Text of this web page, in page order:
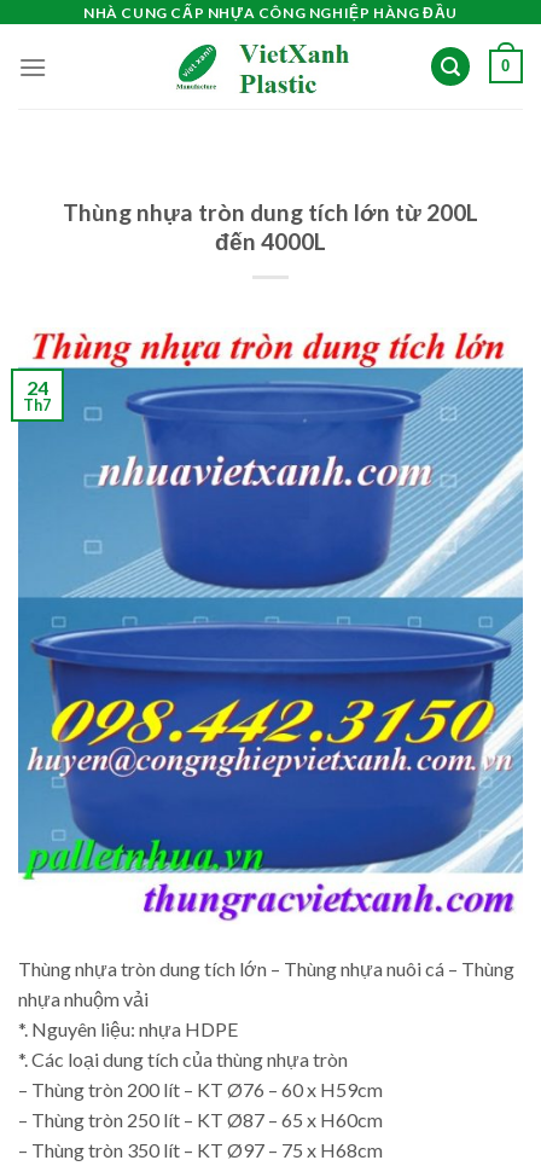
content
NHÀ CUNG CẤP NHỰA CÔNG NGHIỆP HÀNG ĐẦU
0
Thùng nhựa tròn dung tích lớn từ 200L
đến 4000L
24
Th7
Thùng nhựa tròn dung tích lớn – Thùng nhựa nuôi cá – Thùng
nhựa nhuộm vải
*. Nguyên liệu: nhựa HDPE
*. Các loại dung tích của thùng nhựa tròn
– Thùng tròn 200 lít – KT Ø76 – 60 x H59cm
– Thùng tròn 250 lít – KT Ø87 – 65 x H60cm
– Thùng tròn 350 lít – KT Ø97 – 75 x H68cm